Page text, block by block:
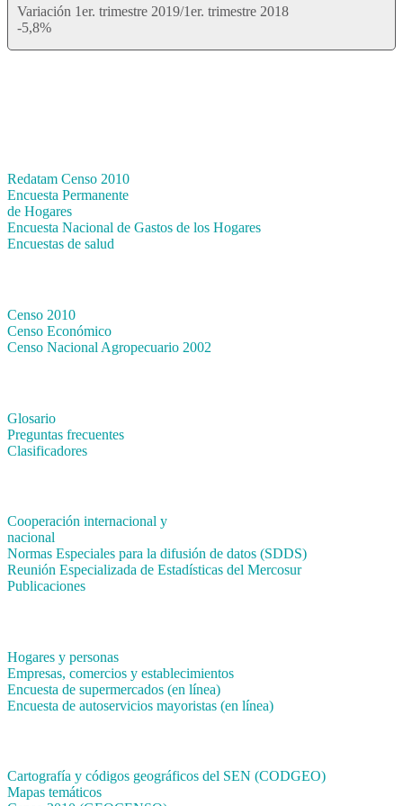
Variación 1er. trimestre 2019/1er. trimestre 2018
-5,8%
Redatam Censo 2010
Encuesta Permanente
de Hogares
Encuesta Nacional de Gastos de los Hogares
Encuestas de salud
Censo 2010
Censo Económico
Censo Nacional Agropecuario 2002
Glosario
Preguntas frecuentes
Clasificadores
Cooperación internacional y
nacional
Normas Especiales para la difusión de datos (SDDS)
Reunión Especializada de Estadísticas del Mercosur
Publicaciones
Hogares y personas
Empresas, comercios y establecimientos
Encuesta de supermercados (en línea)
Encuesta de autoservicios mayoristas (en línea)
Cartografía y códigos geográficos del SEN (CODGEO)
Mapas temáticos